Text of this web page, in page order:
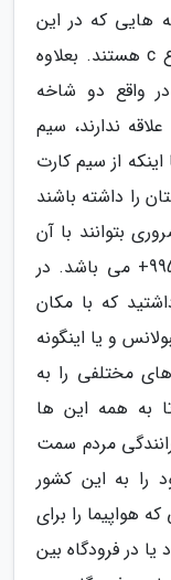
هایی که در این
کشور مورد استفاده قرار می گیرند، از نوع c هستند. بعلاوه
واقع دو شاخه
ندارند، سیم
از سیم کارت
را داشته باشند
بتوانند با آن
ها ارتباط داشته باشند. کد این کشور 995+ می باشد. در
که با مکان
و یا اینگونه
مختلفی را به
112 را بگیرید تا به همه این ها
مردم سمت
به این کشور
هواپیما را برای
یا در فرودگاه بین